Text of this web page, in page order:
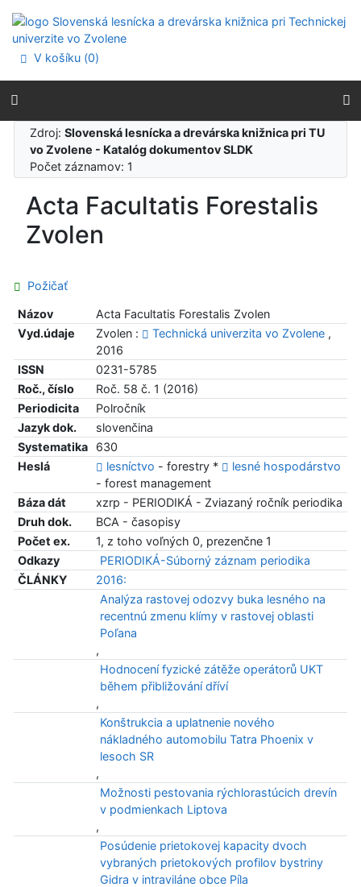
Prejsť na menu
Prehlásenie o webovej prístupnosti
V košíku (0)
Zdroj:Slovenská lesnícka a drevárska knižnica pri TU
vo Zvolene - Katalóg dokumentov SLDK
Počet záznamov: 1
Acta Facultatis Forestalis
Zvolen
Požičať
Názov
Acta Facultatis Forestalis Zvolen
Vyd.údaje
Zvolen : Technická univerzita vo Zvolene,
2016
ISSN
0231-5785
Roč., číslo
Roč. 58 č. 1 (2016)
Periodicita
Polročník
Jazyk dok.
slovenčina
Systematika
630
Heslá
lesníctvo - forestry *
lesné hospodárstvo
- forest management
Báza dát
xzrp - PERIODIKÁ - Zviazaný ročník periodika
Druh dok.
BCA - časopisy
Počet ex.
1, z toho voľných 0, prezenčne 1
Odkazy
PERIODIKÁ-Súborný záznam periodika
ČLÁNKY
2016:
Analýza rastovej odozvy buka lesného na
recentnú zmenu klímy v rastovej oblasti
Poľana
,
Hodnocení fyzické zátěže operátorů UKT
během přibližování dříví
,
Konštrukcia a uplatnenie nového
nákladného automobilu Tatra Phoenix v
lesoch SR
,
Možnosti pestovania rýchlorastúcich drevín
v podmienkach Liptova
,
Posúdenie prietokovej kapacity dvoch
vybraných prietokových profilov bystriny
Gidra v intraviláne obce Píla